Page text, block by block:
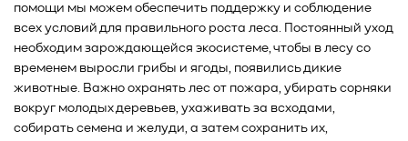
помощи мы можем обеспечить поддержку и соблюдение
всех условий для правильного роста леса. Постоянный уход
необходим зарождающейся экосистеме, чтобы в лесу со
временем выросли грибы и ягоды, появились дикие
животные. Важно охранять лес от пожара, убирать сорняки
вокруг молодых деревьев, ухаживать за всходами,
собирать семена и желуди, а затем сохранить их,